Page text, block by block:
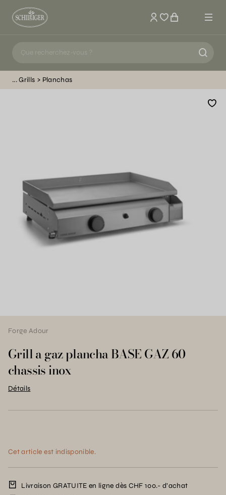
Mon compte
Grills Planchas
Forge Adour
Grill a gaz plancha BASE GAZ 60
chassis inox
Détails
Cet article est indisponible.
Livraison GRATUITE en ligne dès CHF 100.- d’achat